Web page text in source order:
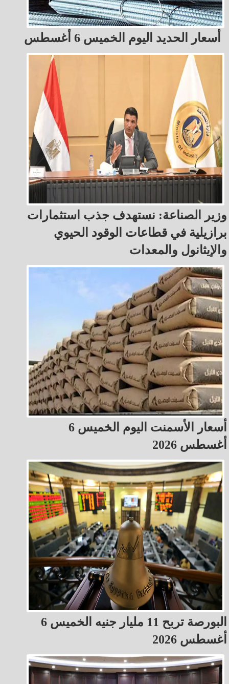
أسعار الحديد اليوم الخميس 6 أغسطس
وزير الصناعة: نستهدف جذب استثمارات
برازيلية في قطاعات الوقود الحيوي
والإيثانول والمعدات
أسعار الأسمنت اليوم الخميس 6
أغسطس 2026
البورصة تربح 11 مليار جنيه الخميس 6
أغسطس 2026